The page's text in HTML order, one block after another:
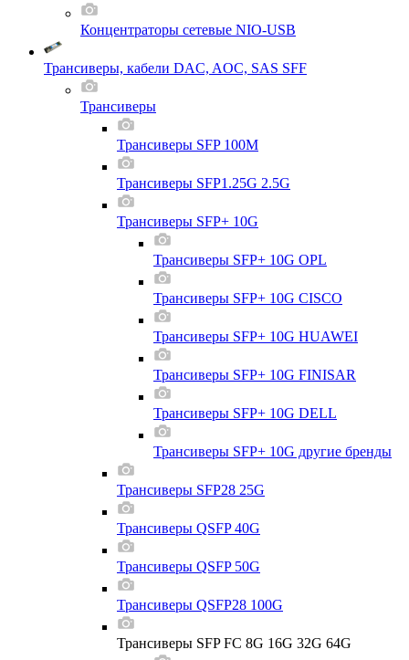
Концентраторы сетевые NIO-USB
Трансиверы, кабели DAC, AOC, SAS SFF
Трансиверы
Трансиверы SFP 100M
Трансиверы SFP1.25G 2.5G
Трансиверы SFP+ 10G
Трансиверы SFP+ 10G OPL
Трансиверы SFP+ 10G CISCO
Трансиверы SFP+ 10G HUAWEI
Трансиверы SFP+ 10G FINISAR
Трансиверы SFP+ 10G DELL
Трансиверы SFP+ 10G другие бренды
Трансиверы SFP28 25G
Трансиверы QSFP 40G
Трансиверы QSFP 50G
Трансиверы QSFP28 100G
Трансиверы SFP FC 8G 16G 32G 64G